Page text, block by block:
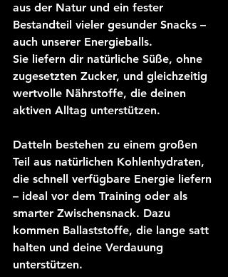
aus der Natur und ein fester
Bestandteil vieler gesunder Snacks –
auch unserer Energieballs.
Sie liefern dir natürliche Süße, ohne
zugesetzten Zucker, und gleichzeitig
wertvolle Nährstoffe, die deinen
aktiven Alltag unterstützen.
Datteln bestehen zu einem großen
Teil aus natürlichen Kohlenhydraten,
die schnell verfügbare Energie liefern
– ideal vor dem Training oder als
smarter Zwischensnack. Dazu
kommen Ballaststoffe, die lange satt
halten und deine Verdauung
unterstützen.